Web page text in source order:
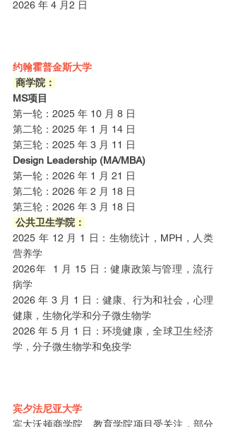
2026 年 4 月2 日
约翰霍普金斯大学
商学院：
MS项目
第一轮：2025 年 10 月 8 日
第二轮：2025 年 1 月 14 日
第三轮：2025 年 3 月 11 日
Design Leadership (MA/MBA)
第一轮：2026 年 1 月 21 日
第二轮：2026 年 2 月 18 日
第三轮：2026 年 3 月 18 日
公共卫生学院：
2025 年 12 月 1 日：生物统计，MPH，人类
营养学
2026年  1 月 15 日：健康政策与管理，流行
病学
2026 年 3 月 1 日：健康、行为和社会，心理
健康，生物化学和分子微生物学
2026 年 5 月 1 日：环境健康，全球卫生经济
学，分子微生物学和免疫学
宾夕法尼亚大学
宾大沃顿商学院、教育学院项目受关注，部分